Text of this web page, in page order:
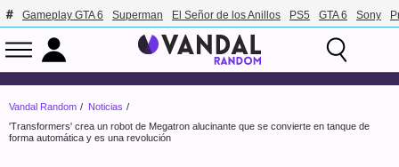
Gameplay GTA 6 Superman El Señor de los Anillos PS5 GTA 6 Sony
Vandal Random
Noticias
'Transformers' crea un robot de Megatron alucinante que se convierte en tanque de
forma automática y es una revolución